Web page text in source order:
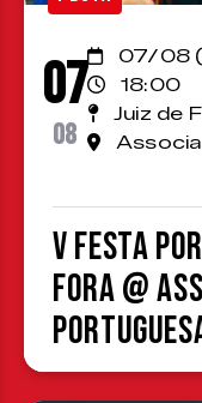
07
08
07/08
18:00
Juiz de
V Festa
Fora @